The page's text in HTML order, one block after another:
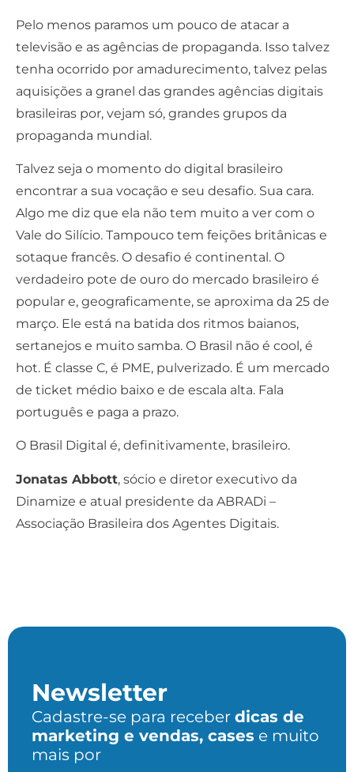
Pelo menos paramos um pouco de atacar a
televisão e as agências de propaganda. Isso talvez
tenha ocorrido por amadurecimento, talvez pelas
aquisições a granel das grandes agências digitais
brasileiras por, vejam só, grandes grupos da
propaganda mundial.
Talvez seja o momento do digital brasileiro
encontrar a sua vocação e seu desafio. Sua cara.
Algo me diz que ela não tem muito a ver com o
Vale do Silício. Tampouco tem feições britânicas e
sotaque francês. O desafio é continental. O
verdadeiro pote de ouro do mercado brasileiro é
popular e, geograficamente, se aproxima da 25 de
março. Ele está na batida dos ritmos baianos,
sertanejos e muito samba. O Brasil não é cool, é
hot. É classe C, é PME, pulverizado. É um mercado
de ticket médio baixo e de escala alta. Fala
português e paga a prazo.
O Brasil Digital é, definitivamente, brasileiro.
Jonatas Abbott, sócio e diretor executivo da
Dinamize e atual presidente da ABRADi –
Associação Brasileira dos Agentes Digitais.
Newsletter
Cadastre-se para receber dicas de
marketing e vendas, cases e muito
mais por